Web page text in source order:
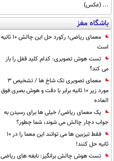
... (عکس)
باشگاه مغز
معمای ریاضی؛ رکورد حل این چالش 10 ثانیه
است
تست هوش تصویری: کدام کلید قفل را باز
می کند؟
معمای تصویری تک شاخ ها / تشخیص 3
مورد زیر 10 ثانیه برابر با دقت و هوش بصری فوق
العاده
یک معمای ریاضی/ خیلی ها برای رسیدن به
جواب دچار چالش می شوند، شما چطور؟
فقط تیزبین ها می توانند این معما را در 10
ثانیه حل کنند!
تست هوش چالش برانگیز: نابغه های ریاضی